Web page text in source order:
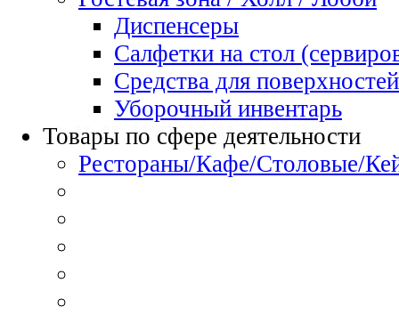
Диспенсеры
Салфетки на стол
Средства для поверхностей
Уборочный инвентарь
Товары по сфере деятельности
Рестораны/Кафе/Столовые/